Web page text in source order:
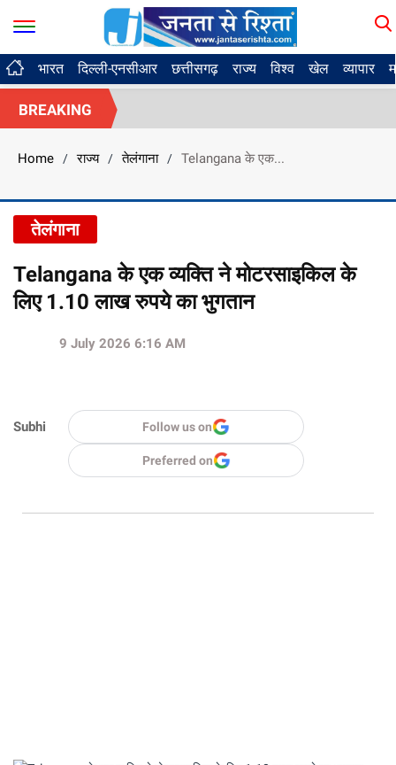
भारत दिल्ली-एनसीआर छत्तीसगढ़ राज्य विश्व खेल व्यापार
BREAKING
Home / राज्य / तेलंगाना / Telangana के एक...
तेलंगाना
Telangana के एक व्यक्ति ने मोटरसाइकिल के
लिए 1.10 लाख रुपये का भुगतान
Subhi
9 July 2026 6:16 AM
Follow us on
Preferred on